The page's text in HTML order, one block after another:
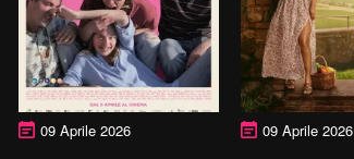
09 Aprile 2026 09 Aprile 2026